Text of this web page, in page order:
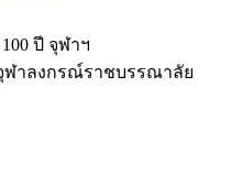
ปี จุฬาฯ
ฬาลงกรณ์ราชบรรณาลัย